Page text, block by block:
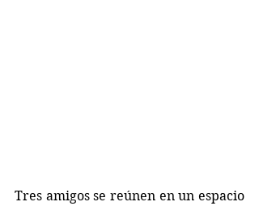
Tres amigos se reúnen en un espacio